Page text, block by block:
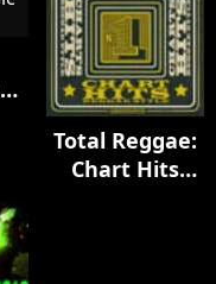
Total Reggae:
Chart Hits